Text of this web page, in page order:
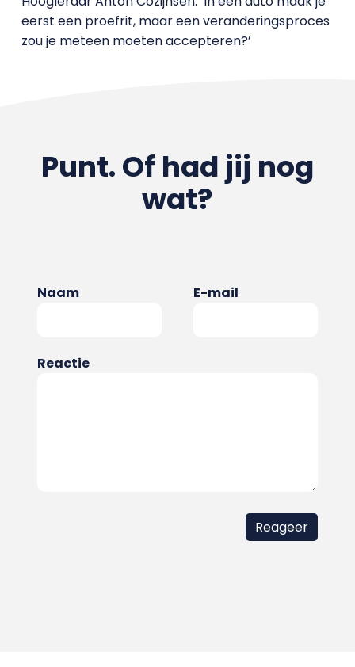
eerst een proefrit, maar een veranderingsproces
zou je meteen moeten accepteren?’
Punt. Of had jij nog
wat?
Naam E-mail
Reactie